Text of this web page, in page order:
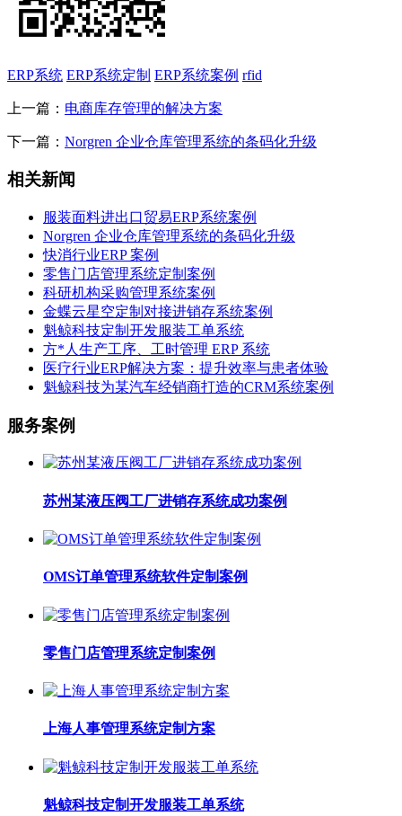
ERP系统 ERP系统定制 ERP系统案例 rfid
上一篇： 电商库存管理的解决方案
下一篇： Norgren 企业仓库管理系统的条码化升级
相关新闻
服装面料进出口贸易ERP系统案例
Norgren 企业仓库管理系统的条码化升级
快消行业ERP 案例
零售门店管理系统定制案例
科研机构采购管理系统案例
金蝶云星空定制对接进销存系统案例
魁鲸科技定制开发服装工单系统
方*人生产工序、工时管理 ERP 系统
医疗行业ERP解决方案：提升效率与患者体验
魁鲸科技为某汽车经销商打造的CRM系统案例
服务案例
苏州某液压阀工厂进销存系统成功案例
OMS订单管理系统软件定制案例
零售门店管理系统定制案例
上海人事管理系统定制方案
魁鲸科技定制开发服装工单系统